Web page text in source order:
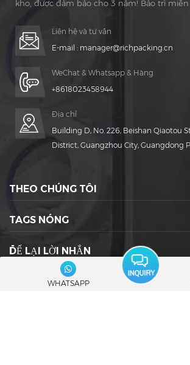
kho, được đảm bảo cho 3 năm! Bảo trì
Liên hệ và tư vấn
E-mail : manager@richpacking.cn
WeChat & Whatsapp & Hàng
+8618023458944
Địa chỉ
Building D, No. 226, Beishan Qiaotou
District, Guangzhou City, Guangdong
THEO CHÚNG TÔI
TAGS NÓNG
ĐỂ LẠI LỜI NHẮN
BIỂU TƯỢNG XÃ HỘI :
WHATSAPP